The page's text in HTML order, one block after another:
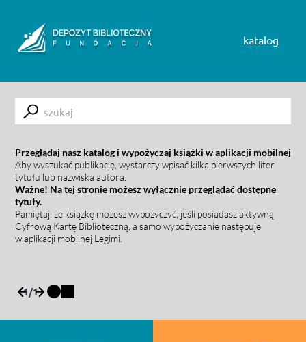
katalog
Submit
Przeglądaj nasz katalog i wypożyczaj książki w aplikacji mobilnej
Aby wyszukać publikację, wystarczy wpisać kilka pierwszych liter
tytułu lub nazwiska autora.
Ważne! Na tej stronie możesz wyłącznie przeglądać dostępne
tytuły.
Pamiętaj, że książkę możesz wypożyczyć, jeśli posiadasz aktywną
Cyfrową Kartę Biblioteczną, a samo wypożyczanie następuje
w aplikacji mobilnej Legimi.
1/1